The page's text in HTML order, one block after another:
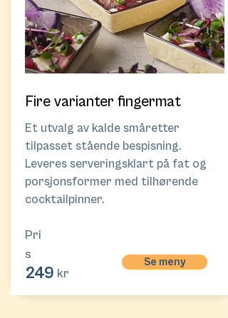
Fire varianter fingermat
Et utvalg av kalde småretter
tilpasset stående bespisning.
Leveres serveringsklart på fat og
porsjonsformer med tilhørende
cocktailpinner.
Pri
s
kr
249
Se meny